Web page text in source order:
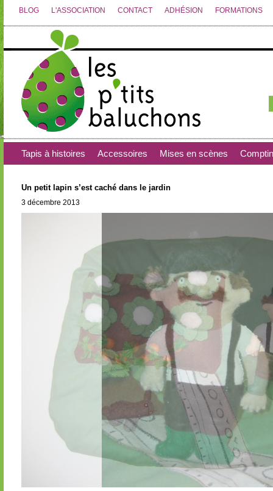
BLOG L'ASSOCIATION CONTACT ADHÉSION FORMATIONS
Tapis à histoires Accessoires Mises en scènes
Un petit lapin s’est caché dans le jardin
3 décembre 2013